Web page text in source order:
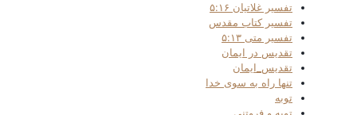
تفسیر غلاتیان ۵:۱۶
تفسیر کتاب مقدس
تفسیر متی ۵:۱۳
تقدیس در ایمان
تقدیس_ایمان
تنها راه به سوی خدا
توبه